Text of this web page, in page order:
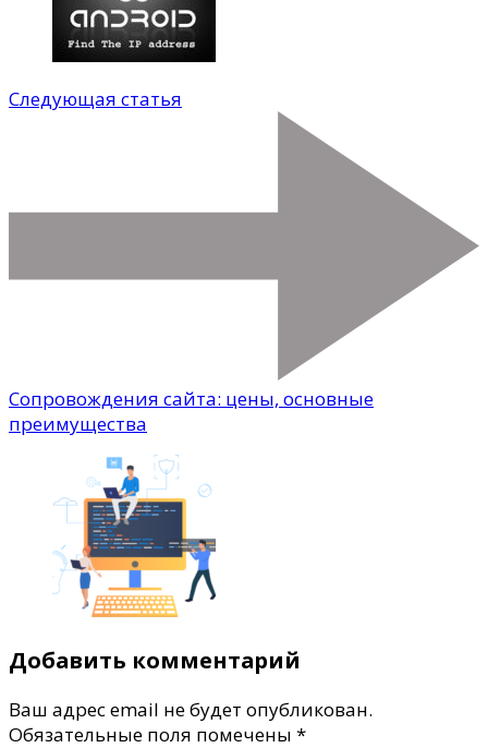
Следующая статья
Сопровождения сайта: цены, основные
преимущества
Добавить комментарий
Ваш адрес email не будет опубликован.
Обязательные поля помечены *